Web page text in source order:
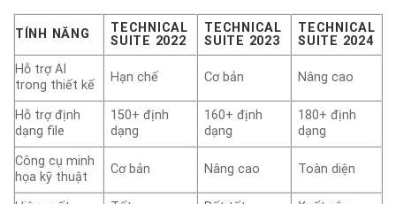
TÍNH NĂNG
TECHNICAL
SUITE 2022
TECHNICAL
SUITE 2023
TECHNICAL
SUITE 2024
Hỗ trợ AI
trong thiết kế
Hạn chế Cơ bản Nâng cao
Hỗ trợ định
dạng file
150+ định
dạng
160+ định
dạng
180+ định
dạng
Công cụ minh
họa kỹ thuật
Cơ bản Nâng cao Toàn diện